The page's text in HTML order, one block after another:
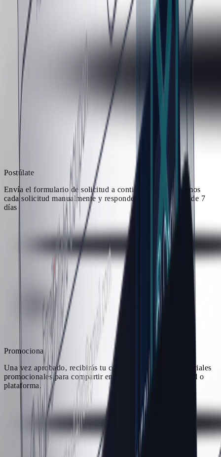
Postúlate
Envía el formulario de solicitud a continuación. Revisamos
cada solicitud manualmente y respondemos en un plazo de 7
días
Promociona
Una vez aprobado, recibirás tu código de referido y materiales
promocionales para compartir en tu contenido, comunidad o
plataforma.